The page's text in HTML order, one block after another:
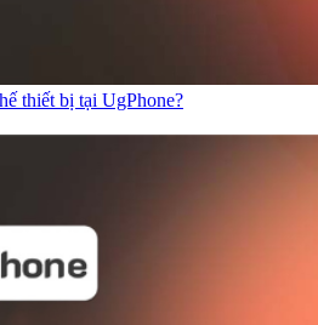
thiết bị tại UgPhone?